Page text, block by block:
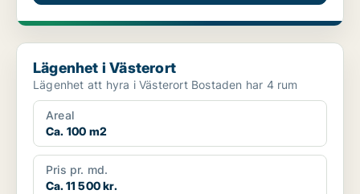
Lägenhet i Västerort
Lägenhet i Västerort
Lägenhet att hyra i Västerort Bostaden har 4 rum
Areal
Ca. 100 m2
Pris pr. md.
Ca. 11 500 kr.